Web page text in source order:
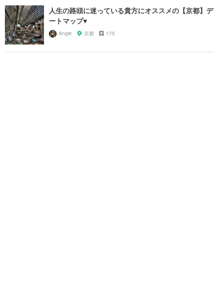
人生の路頭に迷っている貴方にオススメの【京都】デ
ートマップ♥︎
Angie 京都 175